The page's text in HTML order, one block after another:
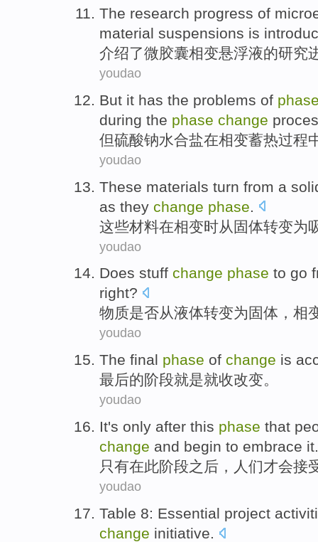
The research progress of
material suspensions is
介绍了微胶囊相变悬浮液的研究
youdao
But it has the problems of
during the phase change
但硫酸钠水合盐在相变蓄热过程
youdao
These materials turn from a
as they change phase
这些材料在相变时从 固体转变为
youdao
Does stuff change phase to go
right?
物质是否从液体转变为 固体 ， 相
youdao
The final phase of change is
最后的阶段就是就收改变。
youdao
It's only after this phase that
change and begin to embrace it.
只有在此阶段之后， 人们才会接
youdao
Table 8: Essential project
change initiative.